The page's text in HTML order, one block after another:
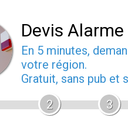
Devis Alarme
En 5 minutes,
votre région.
Gratuit, sans pub et
2 3